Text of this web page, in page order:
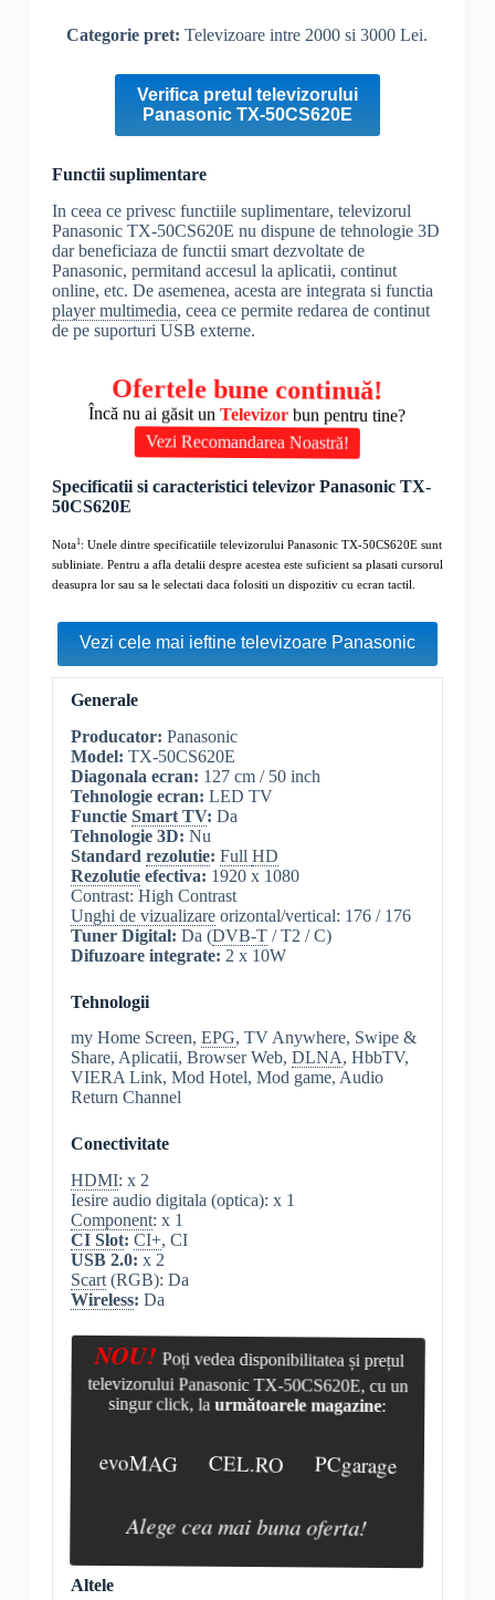
Categorie pret:Televizoare intre 2000 si 3000 Lei.
Verifica pretul televizorului
Panasonic TX-50CS620E
Functii suplimentare
In ceea ce privesc functiile suplimentare, televizorul
Panasonic TX-50CS620E nu dispune de tehnologie 3D
dar beneficiaza de functii smart dezvoltate de
Panasonic, permitand accesul la aplicatii, continut
online, etc. De asemenea, acesta are integrata si functia
player multimedia, ceea ce permite redarea de continut
de pe suporturi USB externe.
Ofertele bune continuă!
Încă nu ai găsit unTelevizorbun pentru tine?
Vezi Recomandarea Noastră!
Specificatii si caracteristici televizor Panasonic TX-
50CS620E
Nota1: Unele dintre specificatiile televizorului Panasonic TX-50CS620E sunt
subliniate. Pentru a afla detalii despre acestea este suficient sa plasati cursorul
deasupra lor sau sa le selectati daca folositi un dispozitiv cu ecran tactil.
Vezi cele mai ieftine televizoare Panasonic
Generale
Producator: Panasonic
Model: TX-50CS620E
Diagonala ecran: 127 cm / 50 inch
Tehnologie ecran: LED TV
Functie Smart TV: Da
Tehnologie 3D: Nu
Standard rezolutie: Full HD
Rezolutieefectiva: 1920 x 1080
Contrast: High Contrast
Unghi de vizualizareorizontal/vertical: 176 / 176
Tuner Digital: Da (DVB-T/ T2 / C)
Difuzoare integrate: 2 x 10W
Tehnologii
my Home Screen, EPG, TV Anywhere, Swipe &
Share, Aplicatii, Browser Web, DLNA, HbbTV,
VIERA Link, Mod Hotel, Mod game, Audio
Return Channel
Conectivitate
HDMI: x 2
Iesire audio digitala (optica): x 1
Component: x 1
CI Slot: CI+, CI
USB 2.0: x 2
Scart(RGB): Da
Wireless: Da
NOU! Poți vedea disponibilitatea și prețul
televizorului Panasonic TX-50CS620E, cu un
singur click, laurmătoarele magazine:
evoMAG CEL.RO PCgarage
Alege cea mai buna oferta!
Altele